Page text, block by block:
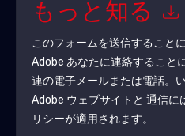
もっと知る
このフォームを送信すること
Adobe あなたに連絡すること
連の電子メールまたは電話。
Adobe ウェブサイトと 通信に
リシーが適用されます。